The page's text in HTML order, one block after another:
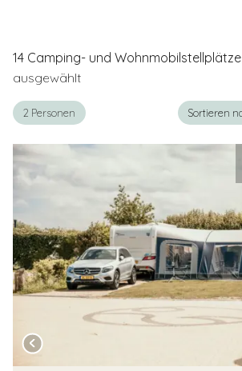
14 Camping- und Wohnmobilstellplätze
ausgewählt
2 Personen
+